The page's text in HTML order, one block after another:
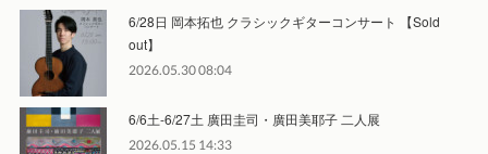
6/28日 岡本拓也 クラシックギターコンサート 【Sold
out】
2026.05.30 08:04
6/6土-6/27土 廣田圭司・廣田美耶子 二人展
2026.05.15 14:33